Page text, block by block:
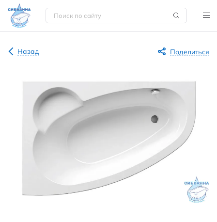
Назад Поделиться